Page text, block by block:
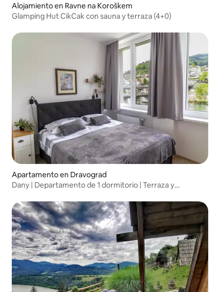
Alojamiento en Ravne na Koroškem
Glamping Hut CikCak con sauna y terraza (4+0)
Apartamento en Dravograd
Dany | Departamento de 1 dormitorio | Terraza y